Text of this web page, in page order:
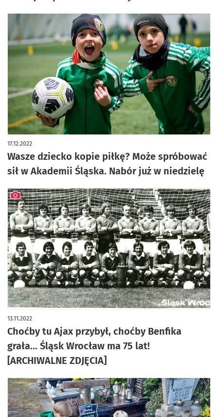
Wasze dziecko kopie piłkę? Może spróbować
sił w Akademii Śląska. Nabór już w niedzielę
17.12.2022
Choćby tu Ajax przybył, choćby Benfika
grała... Śląsk Wrocław ma 75 lat!
[ARCHIWALNE ZDJĘCIA]
13.11.2022
artykuł z galerią zdjęć